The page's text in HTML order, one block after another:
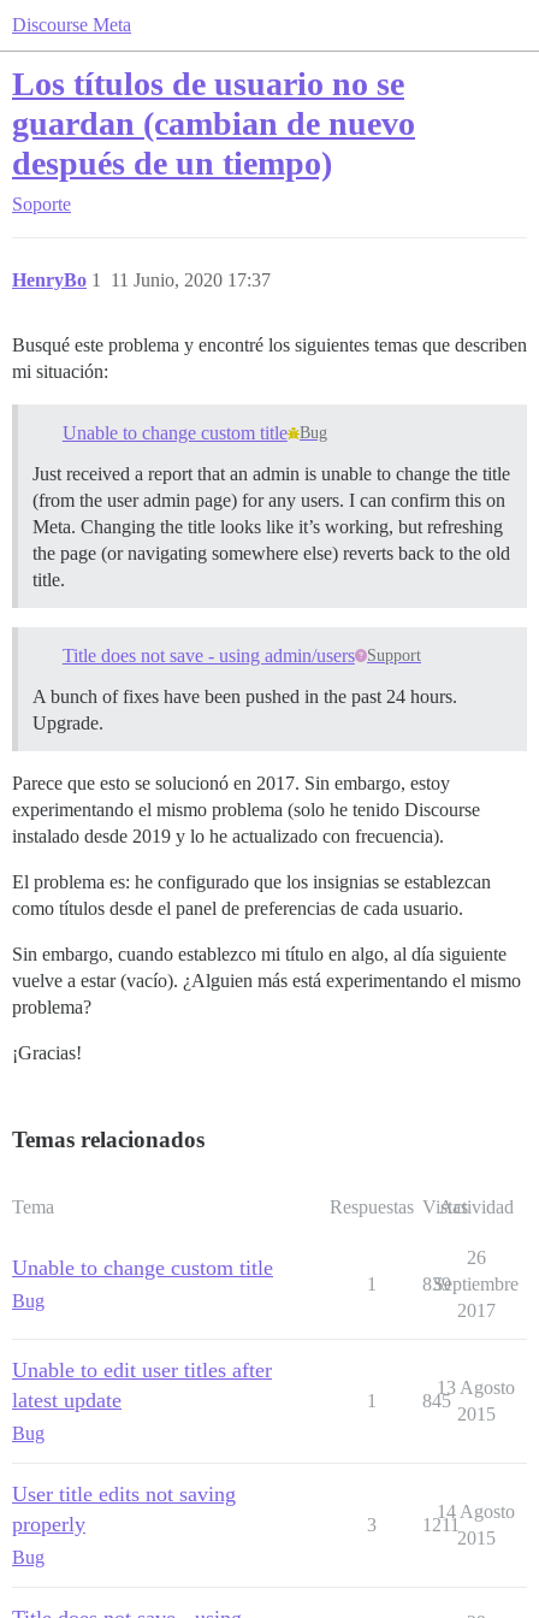
Discourse Meta
Los títulos de usuario no se
guardan (cambian de nuevo
después de un tiempo)
Soporte
HenryBo 11 Junio, 2020 17:37
1
Busqué este problema y encontré los siguientes temas que describen
mi situación:
Unable to change custom title Bug
Just received a report that an admin is unable to change the title
(from the user admin page) for any users. I can confirm this on
Meta. Changing the title looks like it’s working, but refreshing
the page (or navigating somewhere else) reverts back to the old
title.
Title does not save - using admin/users Support
A bunch of fixes have been pushed in the past 24 hours.
Upgrade.
Parece que esto se solucionó en 2017. Sin embargo, estoy
experimentando el mismo problema (solo he tenido Discourse
instalado desde 2019 y lo he actualizado con frecuencia).
El problema es: he configurado que los insignias se establezcan
como títulos desde el panel de preferencias de cada usuario.
Sin embargo, cuando establezco mi título en algo, al día siguiente
vuelve a estar (vacío). ¿Alguien más está experimentando el mismo
problema?
¡Gracias!
Temas relacionados
Tema Respuestas Vistas
Actividad
Unable to change custom title
Bug
1 839
26
Septiembre
2017
Unable to edit user titles after
latest update
Bug
1 845
13 Agosto
2015
User title edits not saving
properly
Bug
3 1211
14 Agosto
2015